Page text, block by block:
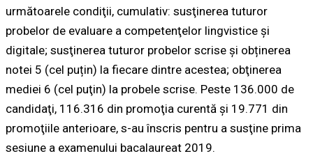
următoarele condiţii, cumulativ: susţinerea tuturor
probelor de evaluare a competenţelor lingvistice şi
digitale; susţinerea tuturor probelor scrise şi obținerea
notei 5 (cel puțin) la fiecare dintre acestea; obţinerea
mediei 6 (cel puţin) la probele scrise. Peste 136.000 de
candidaţi, 116.316 din promoţia curentă şi 19.771 din
promoţiile anterioare, s-au înscris pentru a susţine prima
sesiune a examenului bacalaureat 2019.